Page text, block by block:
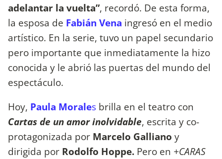
adelantar la vuelta”, recordó. De esta forma,
la esposa de Fabián Vena ingresó en el medio
artístico. En la serie, tuvo un papel secundario
pero importante que inmediatamente la hizo
conocida y le abrió las puertas del mundo del
espectáculo.
Hoy, Paula Morales brilla en el teatro con
Cartas de un amor inolvidable, escrita y co-
protagonizada por Marcelo Galliano y
dirigida por Rodolfo Hoppe. Pero en +CARAS